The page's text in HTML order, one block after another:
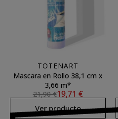
TOTENART
Mascara en Rollo 38,1 cm x
3,66 m*
21,90 €19,71 €
Ver producto